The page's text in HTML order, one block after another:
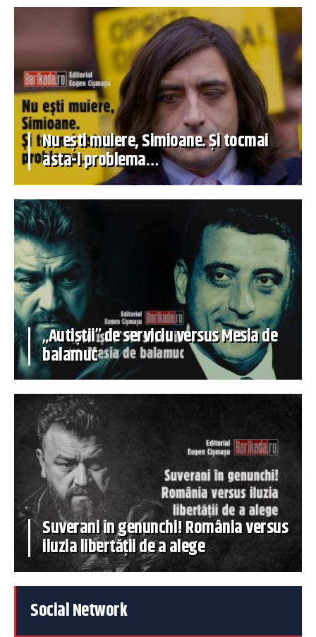
Nu ești muiere, Simioane. Și tocmai
asta-i problema…
„Autiștii” de serviciu versus Mesia de
balamuc
Suverani în genunchi! România versus
iluzia libertății de a alege
Social Network